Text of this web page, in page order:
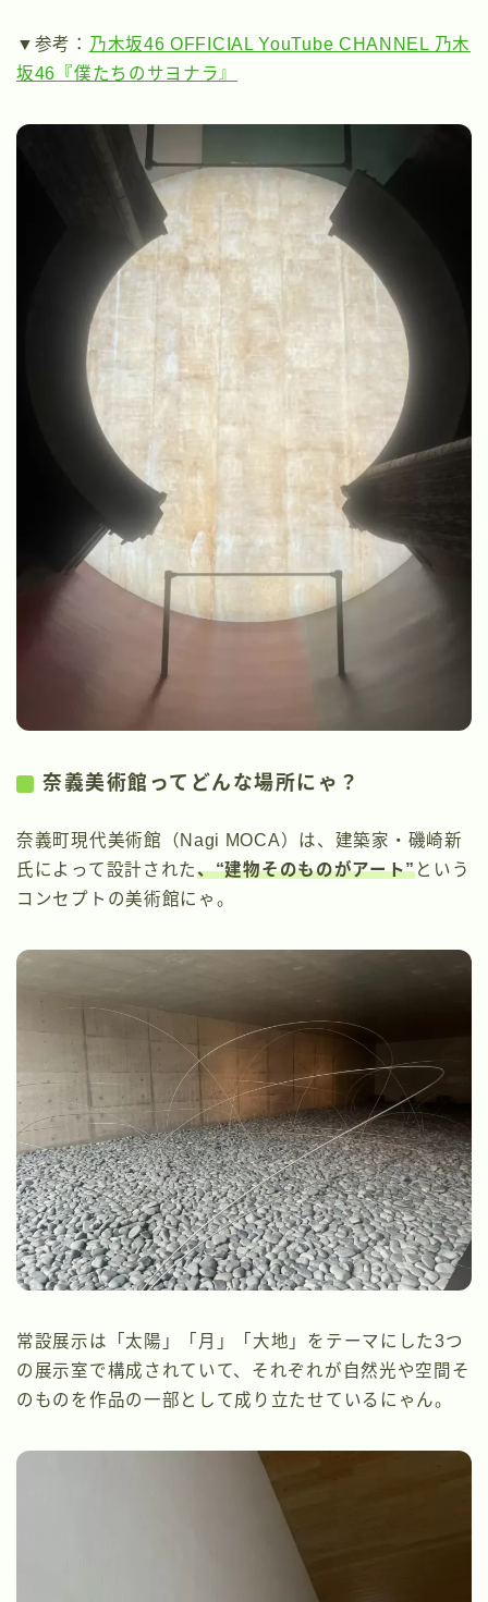
▼参考： 乃木坂46 OFFICIAL YouTube CHANNEL 乃木
坂46『僕たちのサヨナラ』
奈義美術館ってどんな場所にゃ？
奈義町現代美術館（Nagi MOCA）は、建築家・磯崎新
氏によって設計された、“建物そのものがアート”という
コンセプトの美術館にゃ。
常設展示は「太陽」「月」「大地」をテーマにした3つ
の展示室で構成されていて、それぞれが自然光や空間そ
のものを作品の一部として成り立たせているにゃん。